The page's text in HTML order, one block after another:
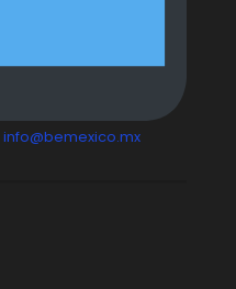
info@bemexico.mx